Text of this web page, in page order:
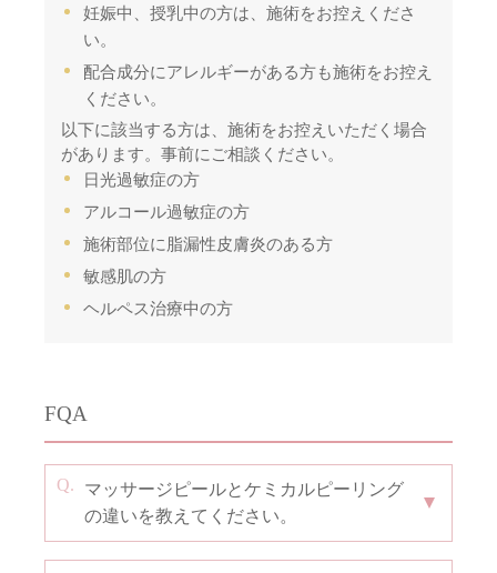
妊娠中、授乳中の方は、施術をお控えくださ
い。
配合成分にアレルギーがある方も施術をお控え
ください。
以下に該当する方は、施術をお控えいただく場合
があります。事前にご相談ください。
日光過敏症の方
アルコール過敏症の方
施術部位に脂漏性皮膚炎のある方
敏感肌の方
ヘルペス治療中の方
FQA
マッサージピールとケミカルピーリング
の違いを教えてください。